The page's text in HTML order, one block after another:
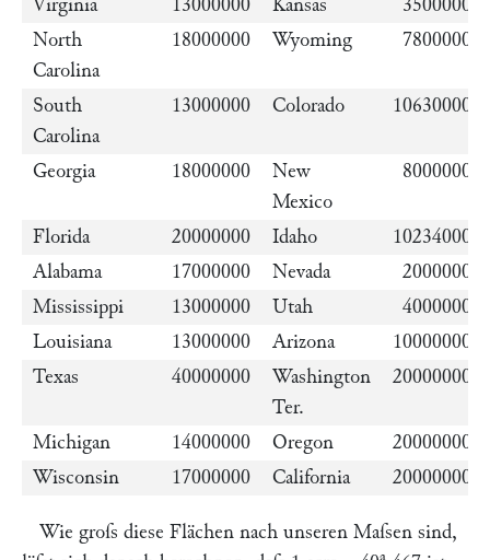
Virginia
13000000 Kansas
3500000
North
Carolina
18000000 Wyoming 7800000
South
Carolina
13000000 Colorado 10630000
Georgia 18000000
New
Mexico
8000000
Florida 20000000 Idaho
10234000
Alabama
17000000 Nevada
2000000
Mississippi
13000000 Utah
4000000
Louisiana
13000000 Arizona
10000000
Texas
40000000
Washington
Ter.
20000000
Michigan 14000000 Oregon
20000000
Wisconsin
17000000 California 20000000
Wie groſs diese Flächen nach unseren Maſsen sind,
a